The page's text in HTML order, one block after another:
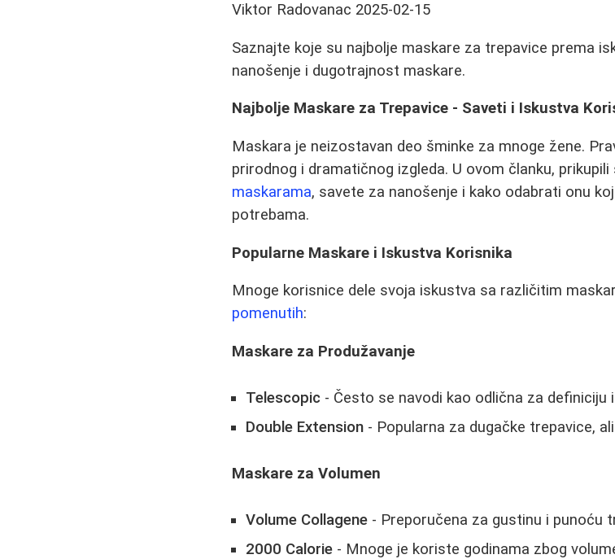
Viktor Radovanac 2025-02-15
Saznajte koje su najbolje maskare za trepavice prema
nanošenje i dugotrajnost maskare.
Najbolje Maskare za Trepavice - Saveti i Iskustva
Maskara je neizostavan deo šminke za mnoge žene.
prirodnog i dramatičnog izgleda. U ovom članku,
maskarama, savete za nanošenje i kako odabrati onu
potrebama.
Popularne Maskare i Iskustva Korisnika
Mnoge korisnice dele svoja iskustva sa različitim
pomenutih:
Maskare za Produžavanje
Telescopic - Često se navodi kao odlična za definiciju
Double Extension - Popularna za dugačke trepavice,
Maskare za Volumen
Volume Collagene - Preporučena za gustinu i punoću
2000 Calorie - Mnoge je koriste godinama zbog